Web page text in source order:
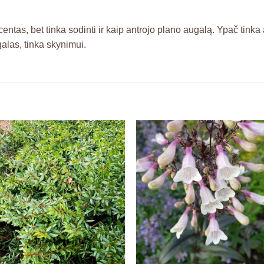
bet tinka sodinti ir kaip antrojo plano augalą. Ypač
tinka skynimui.